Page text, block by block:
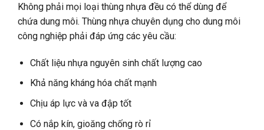
Không phải mọi loại thùng nhựa đều có thể dùng để
chứa dung môi. Thùng nhựa chuyên dụng cho dung môi
công nghiệp phải đáp ứng các yêu cầu:
Chất liệu nhựa nguyên sinh chất lượng cao
Khả năng kháng hóa chất mạnh
Chịu áp lực và va đập tốt
Có nắp kín, gioăng chống rò rỉ